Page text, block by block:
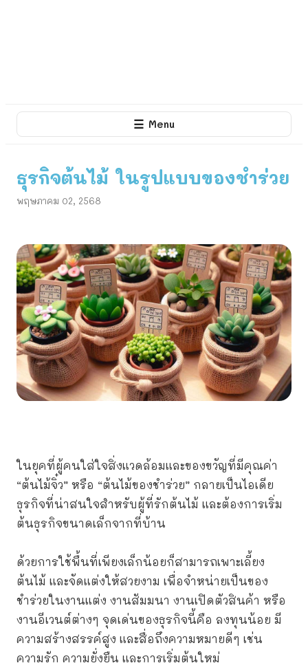
☰ Menu
ธุรกิจต้นไม้ ในรูปแบบของชำร่วย
พฤษภาคม 02, 2568
ในยุคที่ผู้คนใส่ใจสิ่งแวดล้อมและของขวัญที่มีคุณค่า
“ต้นไม้จิ๋ว” หรือ “ต้นไม้ของชำร่วย” กลายเป็นไอเดีย
ธุรกิจที่น่าสนใจสำหรับผู้ที่รักต้นไม้ และต้องการเริ่ม
ต้นธุรกิจขนาดเล็กจากที่บ้าน
ด้วยการใช้พื้นที่เพียงเล็กน้อยก็สามารถเพาะเลี้ยง
ต้นไม้ และจัดแต่งให้สวยงาม เพื่อจำหน่ายเป็นของ
ชำร่วยในงานแต่ง งานสัมมนา งานเปิดตัวสินค้า หรือ
งานอีเวนต์ต่างๆ จุดเด่นของธุรกิจนี้คือ ลงทุนน้อย มี
ความสร้างสรรค์สูง และสื่อถึงความหมายดีๆ เช่น
ความรัก ความยั่งยืน และการเริ่มต้นใหม่